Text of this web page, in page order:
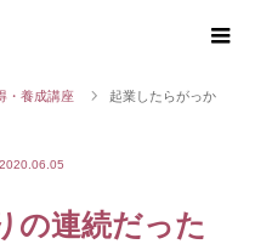
・養成講座
起業したらがっか
2020.06.05
の連続だった